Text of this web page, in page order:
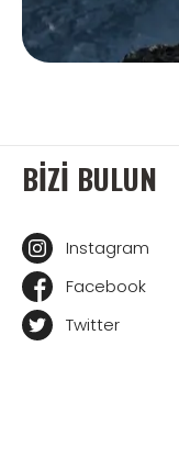
BIZI BULUN
Instagram
Facebook
Twitter